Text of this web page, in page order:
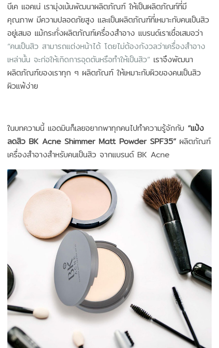
บีเค แอคเน่ เรามุ่งเน้นพัฒนาผลิตภัณฑ์ ให้เป็นผลิตภัณท์ที่มี
คุณภาพ มีความปลอดภัยสูง และเป็นผลิตภัณฑ์ที่เหมาะกับคนเป็นสิว
อยู่เสมอ แม้กระทั่งผลิตภัณฑ์เครื่องสำอาง แบรนด์เราเชื่อเสมอว่า
“คนเป็นสิว สามารถแต่งหน้าได้ โดยไม่ต้องกังวลว่าเครื่องสำอาง
เหล่านั้น จะก่อให้เกิดการอุดตันหรือทำให้เป็นสิว” เราจึงพัฒนา
ผลิตภัณฑ์ของเราทุก ๆ ผลิตภัณฑ์ ให้เหมาะกับผิวของคนเป็นสิว
ผิวแพ้ง่าย
ในบทความนี้ แอดมินก็เลยอยากพาทุกคนไปทำความรู้จักกับ “แป้ง
ลดสิว BK Acne Shimmer Matt Powder SPF35” ผลิตภัณฑ์
เครื่องสำอางสำหรับคนเป็นสิว จากแบรนด์ BK Acne